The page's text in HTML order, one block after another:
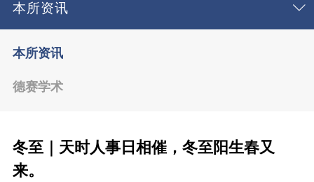
本所资讯
本所资讯
德赛学术
冬至｜天时人事日相催，冬至阳生春又
来。